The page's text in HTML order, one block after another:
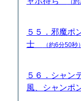
５５．邪魔ポ
士
（約6分50秒）
５６．シャン
風、シャンポ